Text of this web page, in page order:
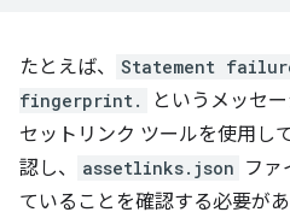
たとえば、
Statement
fingerprint.
というメッセ
セットリンク ツールを使用し
認し、
assetlinks.json ファ
ていることを確認する必要があ